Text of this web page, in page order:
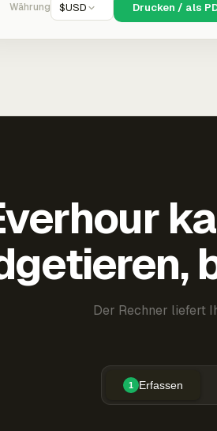
Währung $USD Drucken / als
Der Rechner liefert
1 Erfassen